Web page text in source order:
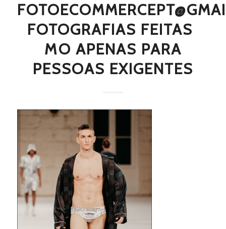
FOTOGRAFIAS FEITAS 
MO APENAS PARA
PESSOAS EXIGENTES